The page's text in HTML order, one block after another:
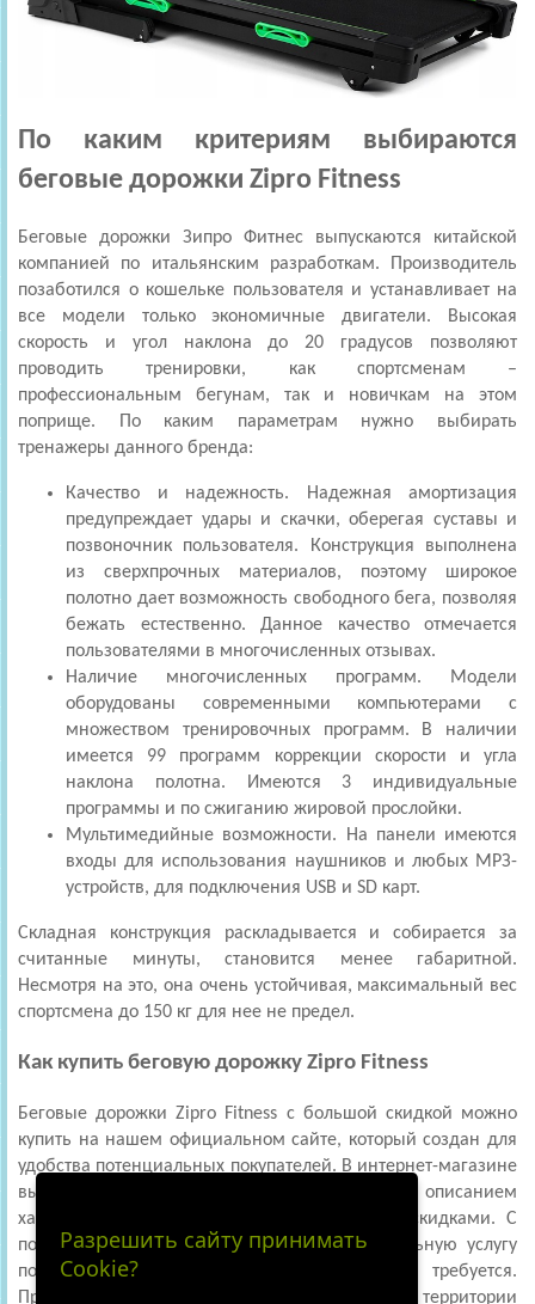
По каким критериям выбираются
беговые дорожки Zipro Fitness
Беговые дорожки Зипро Фитнес выпускаются китайской
компанией по итальянским разработкам. Производитель
позаботился о кошельке пользователя и устанавливает на
все модели только экономичные двигатели. Высокая
скорость и угол наклона до 20 градусов позволяют
проводить тренировки, как спортсменам –
профессиональным бегунам, так и новичкам на этом
поприще. По каким параметрам нужно выбирать
тренажеры данного бренда:
Качество и надежность. Надежная амортизация
предупреждает удары и скачки, оберегая суставы и
позвоночник пользователя. Конструкция выполнена
из сверхпрочных материалов, поэтому широкое
полотно дает возможность свободного бега, позволяя
бежать естественно. Данное качество отмечается
пользователями в многочисленных отзывах.
Наличие многочисленных программ. Модели
оборудованы современными компьютерами с
множеством тренировочных программ. В наличии
имеется 99 программ коррекции скорости и угла
наклона полотна. Имеются 3 индивидуальные
программы и по сжиганию жировой прослойки.
Мультимедийные возможности. На панели имеются
входы для использования наушников и любых МРЗ-
устройств, для подключения USB и SD карт.
Складная конструкция раскладывается и собирается за
считанные минуты, становится менее габаритной.
Несмотря на это, она очень устойчивая, максимальный вес
спортсмена до 150 кг для нее не предел.
Как купить беговую дорожку Zipro Fitness
Беговые дорожки Zipro Fitness с большой скидкой можно
купить на нашем официальном сайте, который создан для
удобства потенциальных покупателей. В интернет-магазине
выставлены только самые лучшие модели с описанием
характеристик и указанием цены со всеми скидками. С
помощью сайта можно оформить дополнительную услугу
по доставке изделия и сборке, если это требуется.
Представленные возможности действуют на территории
Разрешить сайту принимать
Cookie?